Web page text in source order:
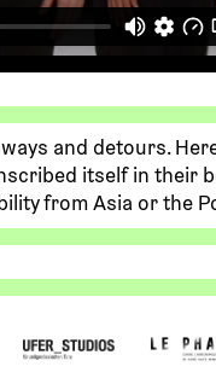
and detours.
itself in their
from Asia or the